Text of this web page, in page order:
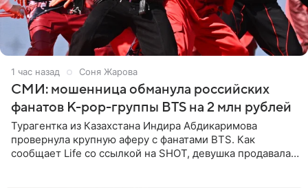
1 час назад Соня Жарова
СМИ: мошенница обманула российских
фанатов K-pop-группы BTS на 2 млн рублей
Турагентка из Казахстана Индира Абдикаримова
провернула крупную аферу с фанатами BTS. Как
сообщает Life со ссылкой на SHOT, девушка продавала